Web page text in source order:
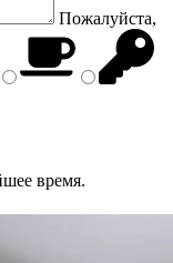
Пожалуйста,
время.